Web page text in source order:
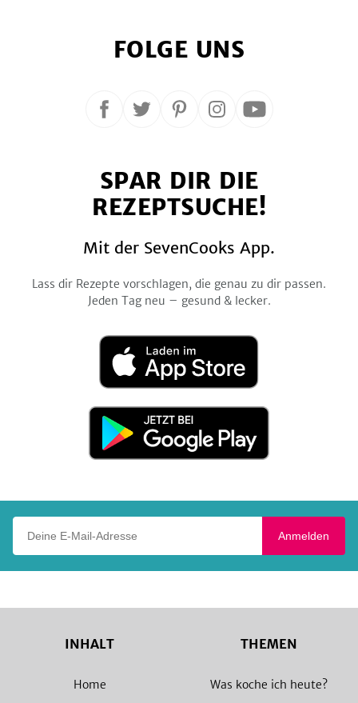
FOLGE UNS
Folge
Facebook
Folge
Twitter
Folge
Pinterest
Folge
Instagram
Folge
YouTube
SPAR DIR DIE
REZEPTSUCHE!
Mit der SevenCooks App.
Lass dir Rezepte vorschlagen, die genau zu dir passen.
Jeden Tag neu – gesund & lecker.
Laden
im
App
Jetzt
Google
Anmelden
INHALT
Home
THEMEN
Was koche ich heute?